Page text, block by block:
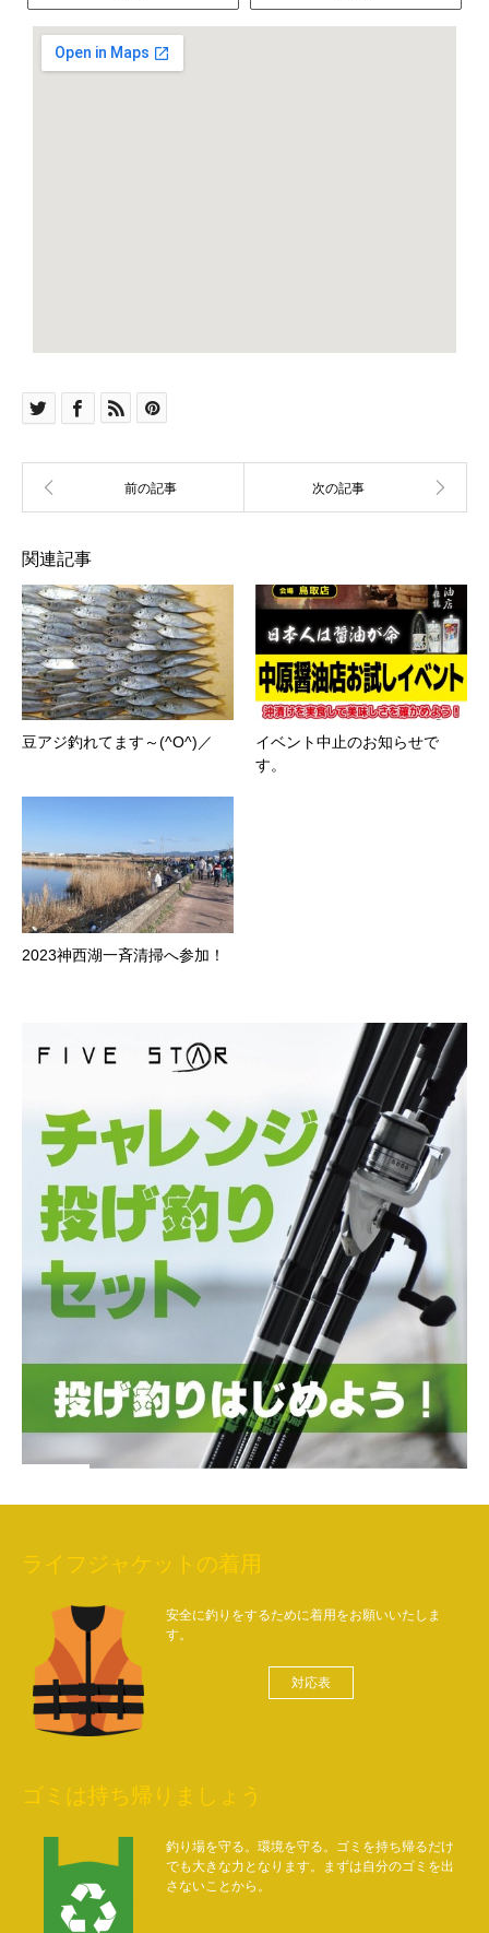
関連記事
豆アジ釣れてます～(^O^)／
イベント中止のお知らせで
す。
2023神西湖一斉清掃へ参加！
ライフジャケットの着用
安全に釣りをするために着用をお願いいたしま
す。
対応表
ゴミは持ち帰りましょう
釣り場を守る。環境を守る。ゴミを持ち帰るだけ
でも大きな力となります。まずは自分のゴミを出
さないことから。